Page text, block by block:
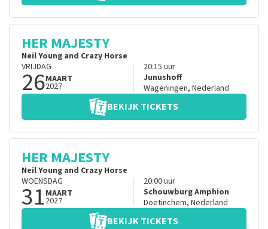
HER MAJESTY
Neil Young and Crazy Horse
VRIJDAG
26MAART
2027
20:15 uur
Junushoff
Wageningen, Nederland
BEKIJK TICKETS
HER MAJESTY
Neil Young and Crazy Horse
WOENSDAG
31 MAART
2027
20:00uur
Schouwburg Amphion
Doetinchem, Nederland
BEKIJK TICKETS